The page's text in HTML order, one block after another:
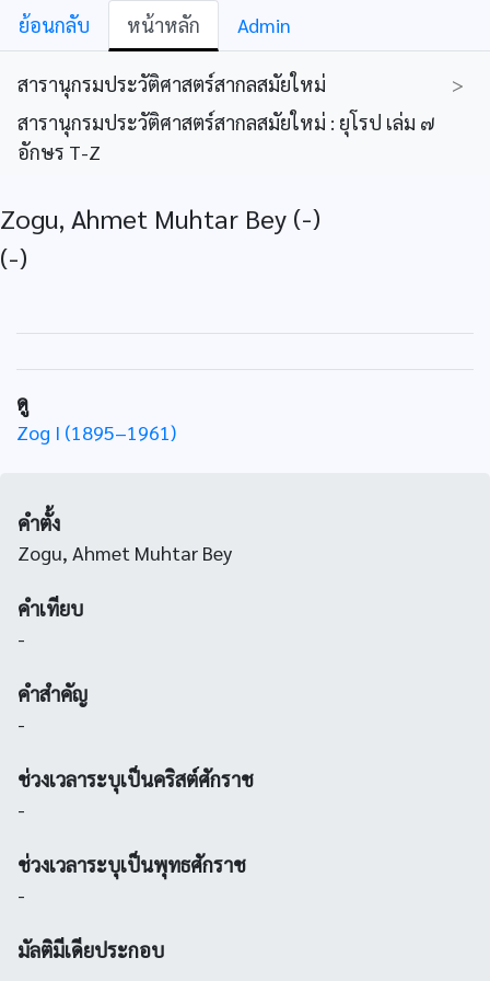
ย้อนกลับ หน้าหลัก Admin
สารานุกรมประวัติศาสตร์สากลสมัยใหม่
>
สารานุกรมประวัติศาสตร์สากลสมัยใหม่ : ยุโรป เล่ม ๗
อักษร T-Z
Zogu, Ahmet Muhtar Bey (-)
(-)
ดู
Zog I (1895–1961)
คำตั้ง
Zogu, Ahmet Muhtar Bey
คำเทียบ
-
คำสำคัญ
-
ช่วงเวลาระบุเป็นคริสต์ศักราช
-
ช่วงเวลาระบุเป็นพุทธศักราช
-
มัลติมีเดียประกอบ